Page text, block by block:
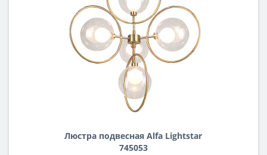
Люстра подвесная Alfa Lightstar
745053